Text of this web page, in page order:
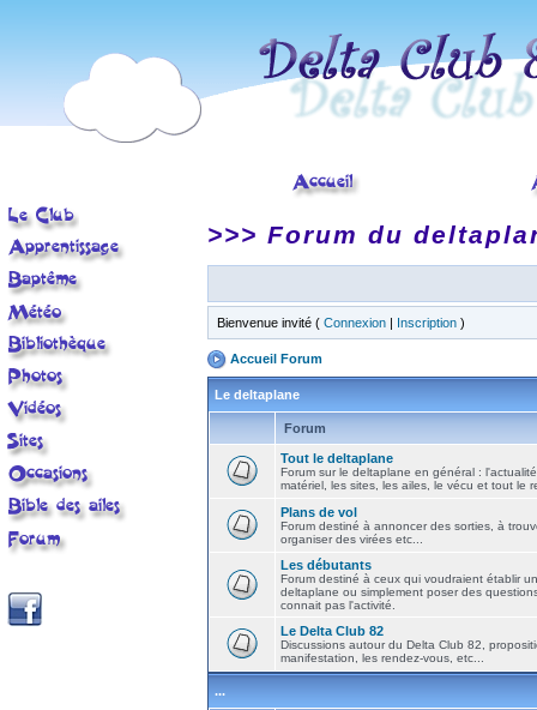
>>> Forum du
Bienvenue invité ( Connexion | Inscription )
Accueil Forum
Le deltaplane
Forum
Tout le deltaplane
Forum sur le deltaplane en général :
matériel, les sites, les ailes, le vécu et tout le
Plans de vol
Forum destiné à annoncer des sorties, à
organiser des virées etc...
Les débutants
Forum destiné à ceux qui voudraient établir
deltaplane ou simplement poser des
connait pas l'activité.
Le Delta Club 82
Discussions autour du Delta Club 82,
manifestation, les rendez-vous, etc...
...